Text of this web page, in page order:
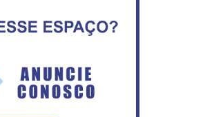
disse Bolsonaro sobre
Previdência